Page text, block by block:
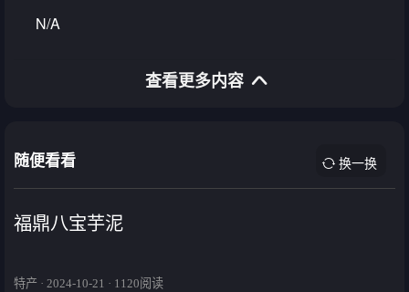
N/A
查看更多内容
随便看看 换一换
福鼎八宝芋泥
特产 · 2024-10-21 · 1120阅读